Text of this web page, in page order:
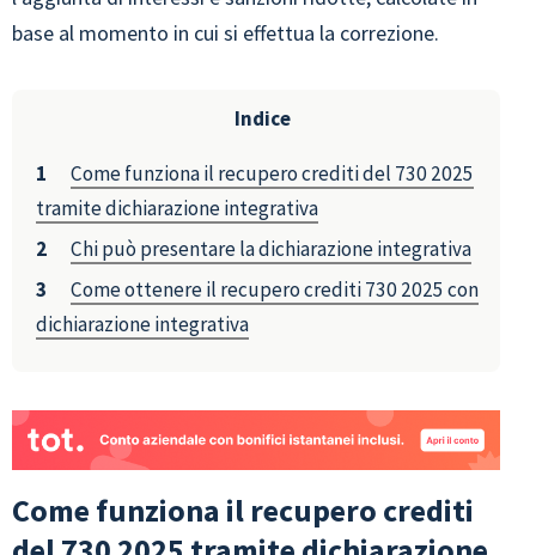
base al momento in cui si effettua la correzione.
Indice
Come funziona il recupero crediti del 730 2025
tramite dichiarazione integrativa
Chi può presentare la dichiarazione integrativa
Come ottenere il recupero crediti 730 2025 con
dichiarazione integrativa
Come funziona il recupero crediti